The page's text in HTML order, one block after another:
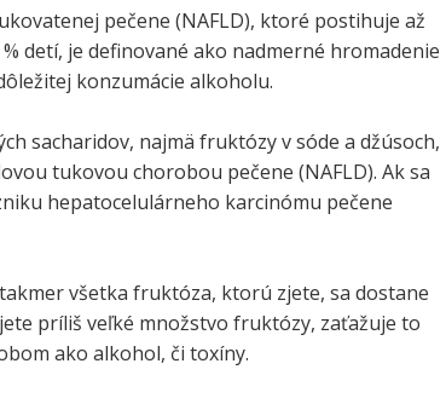
pečene (NAFLD), ktoré postihuje až
detí, je definované ako nadmerné hromadenie
konzumácie alkoholu.
sacharidov, najmä fruktózy v sóde a džúsoch,
tukovou chorobou pečene (NAFLD). Ak sa
hepatocelulárneho karcinómu pečene
všetka fruktóza, ktorú zjete, sa dostane
príliš veľké množstvo fruktózy, zaťažuje to
ako alkohol, či toxíny.